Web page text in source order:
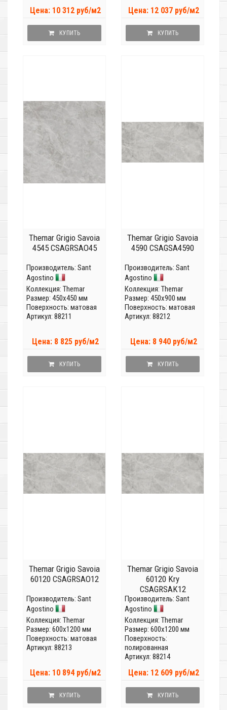
Цена: 10 312 руб/м2
КУПИТЬ
Цена: 12 037 руб/м2
КУПИТЬ
Themar Grigio Savoia
4545 CSAGRSAO45
Производитель: Sant
Agostino
Коллекция: Themar
Размер: 450x450 мм
Поверхность: матовая
Артикул: 88211
Цена: 8 825 руб/м2
КУПИТЬ
Themar Grigio Savoia
4590 CSAGSA4590
Производитель: Sant
Agostino
Коллекция: Themar
Размер: 450x900 мм
Поверхность: матовая
Артикул: 88212
Цена: 8 940 руб/м2
КУПИТЬ
Themar Grigio Savoia
60120 CSAGRSAO12
Производитель: Sant
Agostino
Коллекция: Themar
Размер: 600x1200 мм
Поверхность: матовая
Артикул: 88213
Цена: 10 894 руб/м2
КУПИТЬ
Themar Grigio Savoia
60120 Kry
CSAGRSAK12
Производитель: Sant
Agostino
Коллекция: Themar
Размер: 600x1200 мм
Поверхность:
полированная
Артикул: 88214
Цена: 12 609 руб/м2
КУПИТЬ